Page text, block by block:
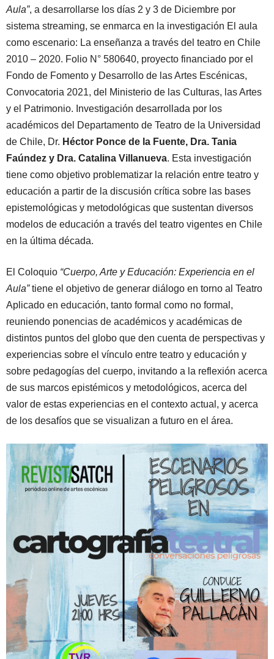
Aula”, a desarrollarse los días 2 y 3 de Diciembre por
sistema streaming, se enmarca en la investigación El aula
como escenario: La enseñanza a través del teatro en Chile
2010 – 2020. Folio N° 580640, proyecto financiado por el
Fondo de Fomento y Desarrollo de las Artes Escénicas,
Convocatoria 2021, del Ministerio de las Culturas, las Artes
y el Patrimonio. Investigación desarrollada por los
académicos del Departamento de Teatro de la Universidad
de Chile, Dr. Héctor Ponce de la Fuente, Dra. Tania
Faúndez y Dra. Catalina Villanueva. Esta investigación
tiene como objetivo problematizar la relación entre teatro y
educación a partir de la discusión crítica sobre las bases
epistemológicas y metodológicas que sustentan diversos
modelos de educación a través del teatro vigentes en Chile
en la última década.
El Coloquio “Cuerpo, Arte y Educación: Experiencia en el
Aula”tiene el objetivo de generar diálogo en torno al Teatro
Aplicado en educación, tanto formal como no formal,
reuniendo ponencias de académicos y académicas de
distintos puntos del globo que den cuenta de perspectivas y
experiencias sobre el vínculo entre teatro y educación y
sobre pedagogías del cuerpo, invitando a la reflexión acerca
de sus marcos epistémicos y metodológicos, acerca del
valor de estas experiencias en el contexto actual, y acerca
de los desafíos que se visualizan a futuro en el área.